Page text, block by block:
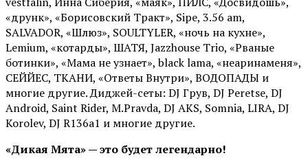
«друнк», «Борисовский Тракт», Sipe, 3.56 am,
SALVADOR, «Шлюз», SOULTYLER, «ночь на кухне»,
Lemium, «котарды», ШАТЯ, Jazzhouse Trio, «Рваные
ботинки», «Мама не узнает», black lama, «неаринаменя»,
СЕЙЙЕС, ТКАНИ, «Ответы Внутри», ВОДОПАДЫ и
многие другие. Диджей-сеты: DJ Грув, DJ Peretse, DJ
Android, Saint Rider, М.Pravda, DJ AKS, Somnia, LIRA, DJ
Korolev, DJ R136a1 и многие другие.
«Дикая Мята» — это будет легендарно!